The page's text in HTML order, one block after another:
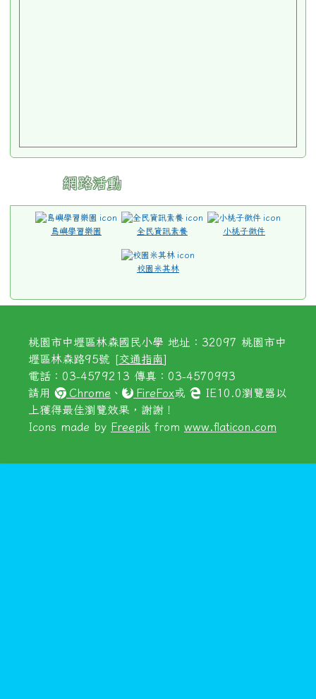
網路活動
島嶼學習樂園 全民資訊素養 小桃子徵件
校園米其林
桃園市中壢區林森國民小學 地址：32097 桃園市中
壢區林森路95號 [交通指南]
電話：03-4579213 傳真：03-4570993
請用
Chrome 、 FireFox或
IE10.0瀏覽器以
上獲得最佳瀏覽效果，謝謝！
Icons made by Freepik from www.flaticon.com